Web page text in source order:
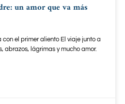
un amor que va más
con el primer aliento El viaje junto a
abrazos, lágrimas y mucho amor.